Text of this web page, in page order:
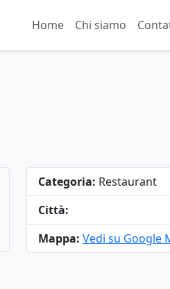
Home Chi siamo
Categoria: Restaurant
Città:
Mappa: Vedi su Google